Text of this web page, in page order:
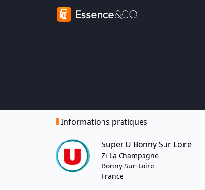
Informations pratiques
Super U Bonny Sur Loire
Zi La Champagne
Bonny-Sur-Loire
France